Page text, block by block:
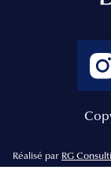
Réalisé par RG